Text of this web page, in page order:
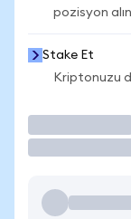
pozisyon
Stake Et
Kriptonuzu